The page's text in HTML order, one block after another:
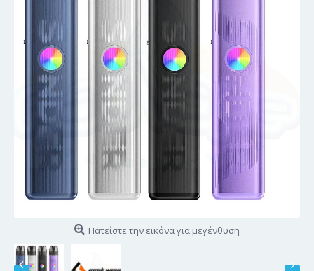
Πατείστε την εικόνα για μεγένθυση